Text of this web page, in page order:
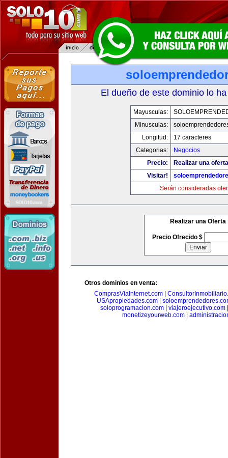
El dueño de este dominio lo
Mayusculas:
Minusculas:
Longitud:
17 caracteres
Categorias:
Negocios
Precio:
Realizar una
Visitar!
Serán consideradas
Realizar una Oferta
Precio Ofrecido $
Otros dominios en venta:
ComprasViaInternet.com
USApropiedades.com
soloprogramacion.com
viajeroejecutivo.com
monetizeyourweb.com